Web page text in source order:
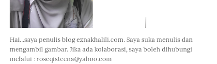
Hai...saya penulis blog eznakhalili.com. Saya suka menulis dan
mengambil gambar. Jika ada kolaborasi, saya boleh dihubungi
melalui : roseqisteena@yahoo.com